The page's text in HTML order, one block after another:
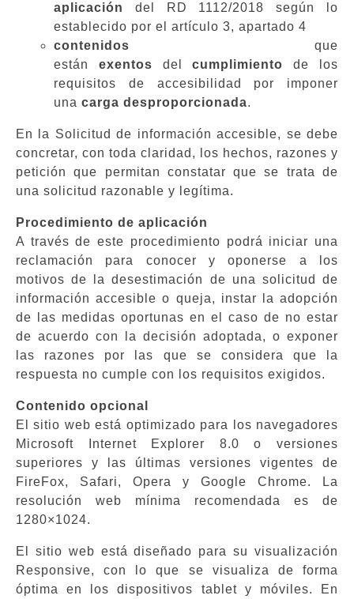
aplicación
del RD 1112/2018 según lo
establecido por el artículo 3, apartado 4
contenidos que
están exentos delcumplimiento de los
requisitos de accesibilidad por imponer
una carga desproporcionada.
En la Solicitud de información accesible, se debe
concretar, con toda claridad, los hechos, razones y
petición que permitan constatar que se trata de
una solicitud razonable y legítima.
Procedimiento de aplicación
A través de este procedimiento podrá iniciar una
reclamación para conocer y oponerse a los
motivos de la desestimación de una solicitud de
información accesible o queja, instar la adopción
de las medidas oportunas en el caso de no estar
de acuerdo con la decisión adoptada, o exponer
las razones por las que se considera que la
respuesta no cumple con los requisitos exigidos.
Contenido opcional
El sitio web está optimizado para los navegadores
Microsoft Internet Explorer 8.0 o versiones
superiores y las últimas versiones vigentes de
FireFox, Safari, Opera y Google Chrome. La
resolución web mínima recomendada es de
1280×1024.
El sitio web está diseñado para su visualización
Responsive, con lo que se visualiza de forma
óptima en los dispositivos tablet y móviles. En